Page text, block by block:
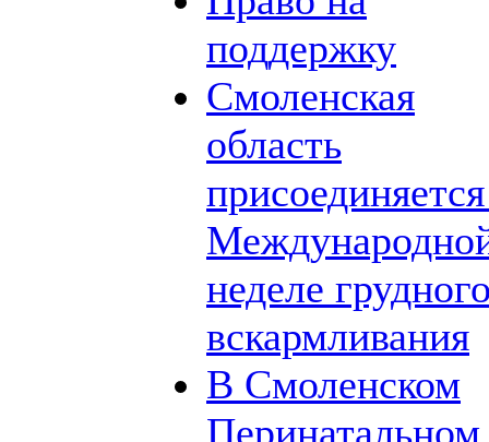
поддержку
Смоленская
область
неделе
вскармливания
В Смоленском
Перинатальном